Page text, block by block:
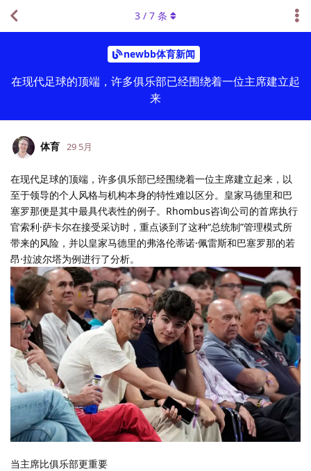
newbb体育新闻
在现代足球的顶端，许多俱乐部已经围绕着一位主席建立起
来
3 / 7 条
体育 29 5月
在现代足球的顶端，许多俱乐部已经围绕着一位主席建立起来，以
至于领导的个人风格与机构本身的特性难以区分。皇家马德里和巴
塞罗那便是其中最具代表性的例子。Rhombus咨询公司的首席执行
官索利·萨卡尔在接受采访时，重点谈到了这种“总统制”管理模式所
带来的风险，并以皇家马德里的弗洛伦蒂诺·佩雷斯和巴塞罗那的若
昂·拉波尔塔为例进行了分析。
当主席比俱乐部更重要